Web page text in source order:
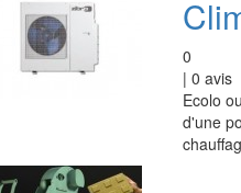
0
| 0 avis
Ecolo
d'une